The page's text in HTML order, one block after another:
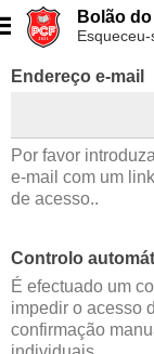
Bolão
Endereço e-mail
Por favor
e-mail com um
de acesso..
Controlo
É efectuado um
impedir o acesso
confirmação